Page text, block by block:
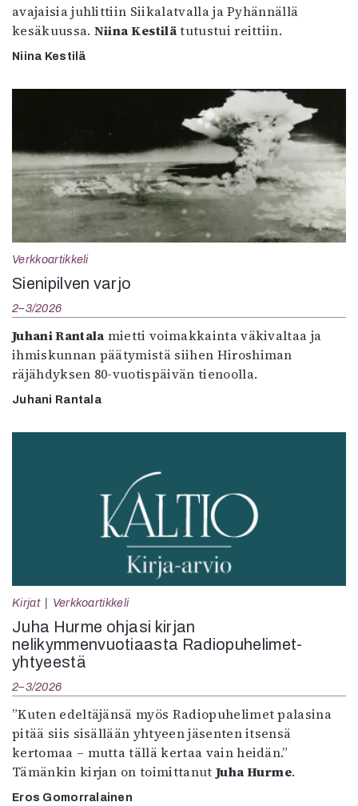
avajaisia juhlittiin Siikalatvalla ja Pyhännällä
kesäkuussa. Niina Kestilätutustui reittiin.
Niina Kestilä
Verkkoartikkeli
Sienipilven varjo
2–3/2026
Juhani Rantala mietti voimakkainta väkivaltaa ja
ihmiskunnan päätymistä siihen Hiroshiman
räjähdyksen 80-vuotispäivän tienoolla.
Juhani Rantala
Kirjat Verkkoartikkeli
Juha Hurme ohjasi kirjan
nelikymmenvuotiaasta Radiopuhelimet-
yhtyeestä
2–3/2026
”Kuten edeltäjänsä myös Radiopuhelimet palasina
pitää siis sisällään yhtyeen jäsenten itsensä
kertomaa – mutta tällä kertaa vain heidän.”
Tämänkin kirjan on toimittanut Juha Hurme.
Eros Gomorralainen